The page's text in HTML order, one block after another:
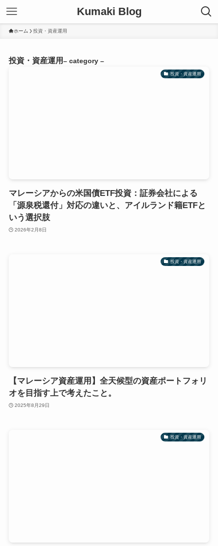
Kumaki Blog
ホーム 投資・資産運用
投資・資産運用– category –
投資・資産運用
マレーシアからの米国債ETF投資：証券会社による
「源泉税還付」対応の違いと、アイルランド籍ETFと
いう選択肢
2026年2月8日
投資・資産運用
【マレーシア資産運用】全天候型の資産ポートフォリ
オを目指す上で考えたこと。
2025年8月29日
投資・資産運用